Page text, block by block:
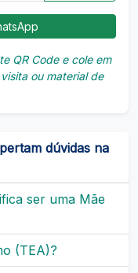
QR Code e cole em
ou material de
dúvidas na
ser uma Mãe
(TEA)?